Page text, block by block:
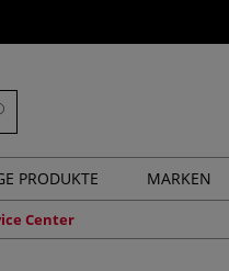
PRODUKTE MARKEN
Center